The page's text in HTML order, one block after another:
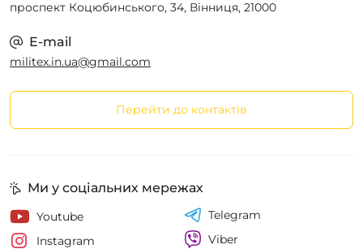
проспект Коцюбинського, 34, Вінниця, 21000
E-mail
militex.in.ua@gmail.com
Перейти до контактів
Ми у соціальних мережах
Youtube
Instagram
Telegram
Viber